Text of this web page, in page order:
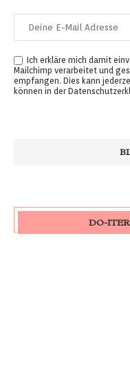
Ich erkläre mich damit
Mailchimp verarbeitet und
empfangen. Dies kann
können in der
DO-